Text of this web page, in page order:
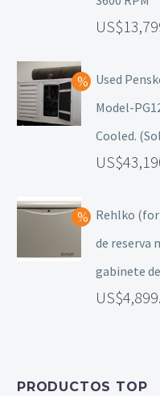
Used
Model-
Cooled.
Rehlko
de reserva
gabinete
PRODUCTOS TOP